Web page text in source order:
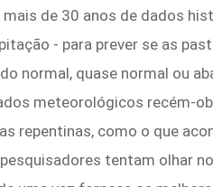
mais de 30 anos de dados
- para prever se as
normal, quase normal ou
meteorológicos recém-
repentinas, como o que
tentam olhar